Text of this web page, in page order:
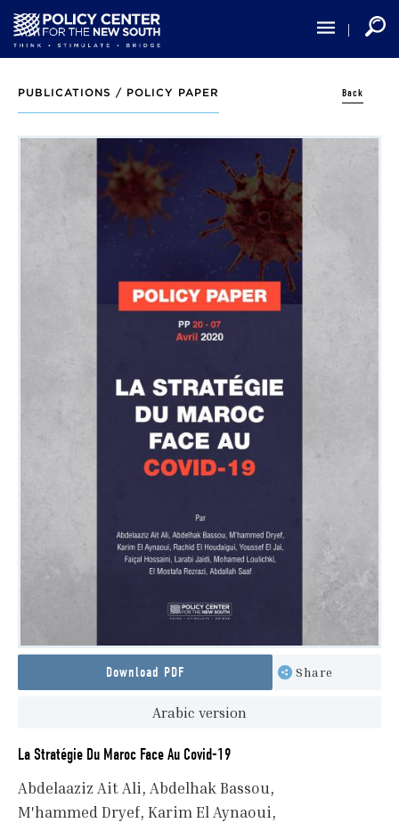
main
content
PUBLICATIONS / POLICY PAPER Back
Download PDF Share
Arabic version
La Stratégie Du Maroc Face Au Covid-19
Abdelaaziz Ait Ali Abdelhak Bassou
M'hammed Dryef Karim El Aynaoui